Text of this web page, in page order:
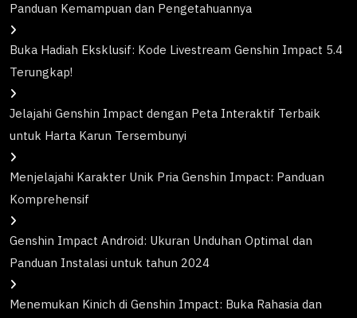
Panduan Kemampuan dan Pengetahuannya
Buka Hadiah Eksklusif: Kode Livestream Genshin Impact 5.4
Terungkap!
Jelajahi Genshin Impact dengan Peta Interaktif Terbaik
untuk Harta Karun Tersembunyi
Menjelajahi Karakter Unik Pria Genshin Impact: Panduan
Komprehensif
Genshin Impact Android: Ukuran Unduhan Optimal dan
Panduan Instalasi untuk tahun 2024
Menemukan Kinich di Genshin Impact: Buka Rahasia dan